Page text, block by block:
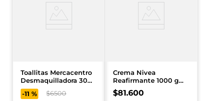
Toallitas Mercacentro
Desmaquilladora 30
und
-11 % $6500
Crema Nivea
Reafirmante 1000 g
Q10
$81.600